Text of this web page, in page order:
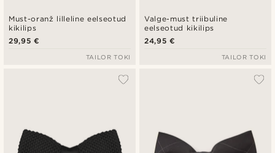
Must-oranž lilleline eelseotud
kikilips
29,95 €
TAILOR TOKI
Valge-must triibuline
eelseotud kikilips
24,95 €
TAILOR TOKI